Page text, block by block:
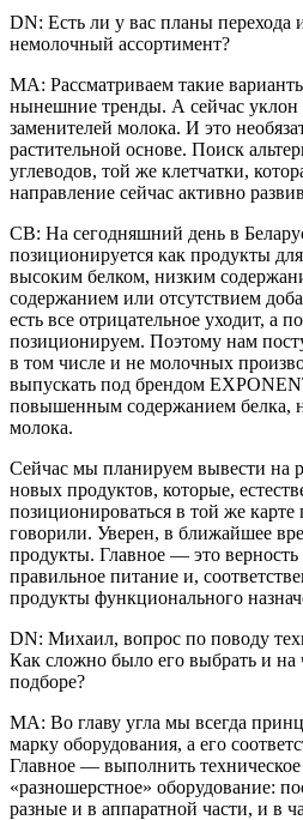
DN: Есть ли у вас планы
немолочный ассортимент?
МА: Рассматриваем такие
нынешние тренды. А сейчас уклон
заменителей молока. И это
растительной основе. Поиск
углеводов, той же клетчатки,
направление сейчас активно
СВ: На сегодняшний день в
позиционируется как продукты
высоким белком, низким
содержанием или отсутствием
есть все отрицательное уходит, а
позиционируем. Поэтому нам
в том числе и не молочных
выпускать под брендом
повышенным содержанием белка,
молока.
Сейчас мы планируем вывести на
новых продуктов, которые,
позиционироваться в той же
говорили. Уверен, в ближайшее
продукты. Главное — это
правильное питание и,
продукты функционального
DN: Михаил, вопрос по поводу
Как сложно было его выбрать и на
подборе?
МА: Во главу угла мы всегда
марку оборудования, а его
Главное — выполнить
«разношерстное» оборудование:
разные и в аппаратной части, и в